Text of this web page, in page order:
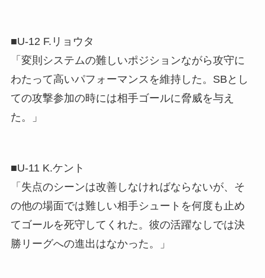
■U-12 F.リョウタ
「変則システムの難しいポジションながら攻守に
わたって高いパフォーマンスを維持した。SBとし
ての攻撃参加の時には相手ゴールに脅威を与え
た。」
■U-11 K.ケント
「失点のシーンは改善しなければならないが、そ
の他の場面では難しい相手シュートを何度も止め
てゴールを死守してくれた。彼の活躍なしでは決
勝リーグへの進出はなかった。」